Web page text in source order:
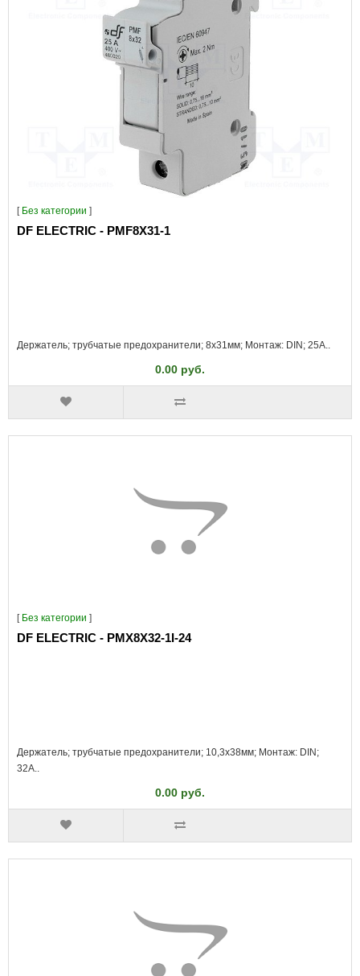
[ Без категории ]
DF ELECTRIC - PMF8X31-1
Держатель; трубчатые предохранители; 8x31мм; Монтаж: DIN; 25А..
0.00 руб.
[ Без категории ]
DF ELECTRIC - PMX8X32-1I-24
Держатель; трубчатые предохранители; 10,3x38мм; Монтаж: DIN;
32А..
0.00 руб.